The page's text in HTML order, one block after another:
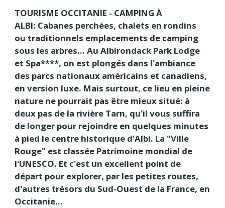
TOURISME OCCITANIE - CAMPING À
ALBI: Cabanes perchées, chalets en rondins
ou traditionnels emplacements de camping
sous les arbres… Au Albirondack Park Lodge
et Spa****, on est plongés dans l'ambiance
des parcs nationaux américains et canadiens,
en version luxe. Mais surtout, ce lieu en pleine
nature ne pourrait pas être mieux situé: à
deux pas de la rivière Tarn, qu'il vous suffira
de longer pour rejoindre en quelques minutes
à pied le centre historique d'Albi. La "Ville
Rouge" est classée Patrimoine mondial de
l'UNESCO. Et c'est un excellent point de
départ pour explorer, par les petites routes,
d'autres trésors du Sud-Ouest de la France, en
Occitanie...